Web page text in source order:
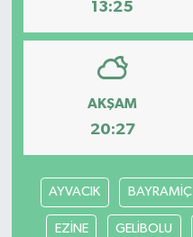
13:25
AKŞAM
20:27
AYVACIK BAYRAMİÇ
EZİNE GELİBOLU
VEFAT
BİLİM&TEKNOLOJİ
BÖLGE
TÜRKİYE
DÜNYA